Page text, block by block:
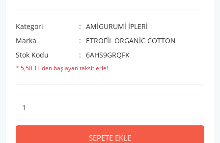
Kategori
AMİGURUMİ İPLERİ
Marka
ETROFİL ORGANİC COTTON
Stok Kodu
6AHS9GRQFK
* 5,58 TL den başlayan taksitlerle!
SEPETE EKLE